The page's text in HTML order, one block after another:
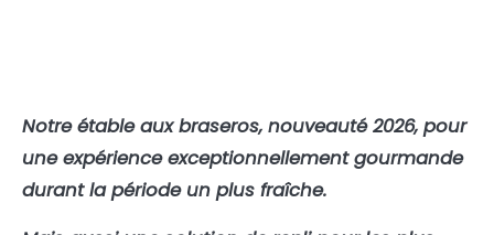
Notre étable aux braseros, nouveauté 2026, pour
une expérience exceptionnellement gourmande
durant la période un plus fraîche.